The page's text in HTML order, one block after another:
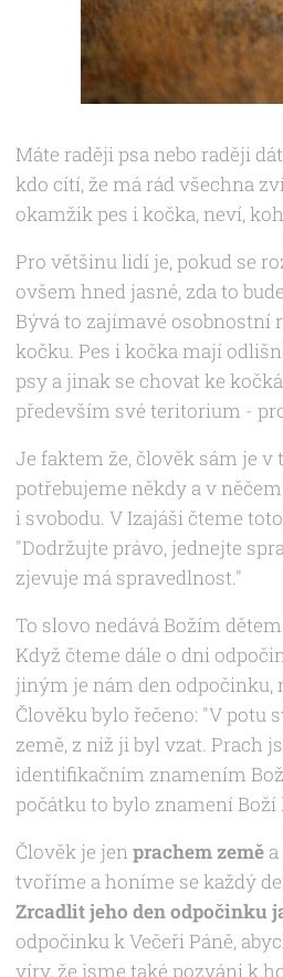
Máte raději psa nebo raději
kdo cítí, že má rád všechna
okamžik pes i kočka, neví,
Pro většinu lidí je, pokud se
ovšem hned jasné, zda to
Bývá to zajímavé osobnostní
kočku. Pes i kočka mají
psy a jinak se chovat ke
především své teritorium -
Je faktem že, člověk sám je
potřebujeme někdy a v
i svobodu. V Izajáši čteme
"Dodržujte právo, jednejte
zjevuje má spravedlnost."
To slovo nedává Božím
Když čteme dále o dni
jiným je nám den odpočinku,
Člověku bylo řečeno: "V potu
země, z niž ji byl vzat. Prach
identifikačním znamením
počátku to bylo znamení Boží
Člověk je jenprachem země
tvoříme a honíme se každý
Zrcadlit jeho den odpočinku
odpočinku k Večeři Páně,
víry, že jsme také pozváni k